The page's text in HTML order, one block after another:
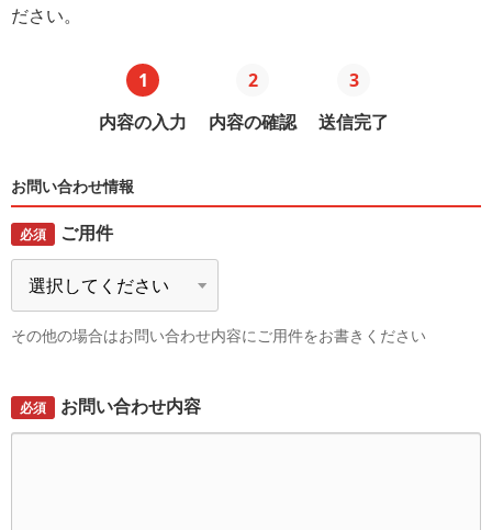
ださい。
内容の入力 内容の確認 送信完了
お問い合わせ情報
必須 ご用件
その他の場合はお問い合わせ内容にご用件をお書きください
必須 お問い合わせ内容